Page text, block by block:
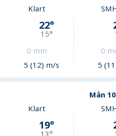
Klart
22°
15°
0 mm
5 (12) m/s
0
5
Mån
Klart
19°
13°